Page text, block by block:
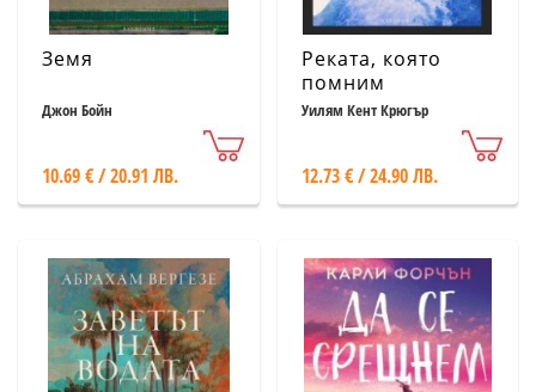
Земя
Джон Бойн
10.69 € / 20.91 ЛВ.
Реката, която
помним
Уилям Кент Крюгър
12.73 € / 24.90 ЛВ.